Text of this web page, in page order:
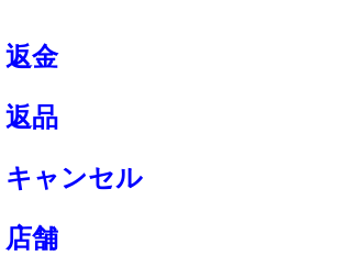
返金
返品
キャンセル
店舗